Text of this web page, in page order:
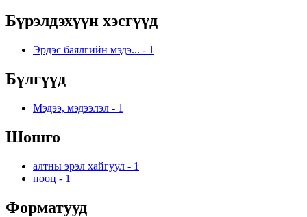
Бүрэлдэхүүн хэсгүүд
Эрдэс баялгийн мэдэ... - 1
Бүлгүүд
Мэдээ, мэдээлэл - 1
Шошго
алтны эрэл хайгуул - 1
нөөц - 1
Форматууд